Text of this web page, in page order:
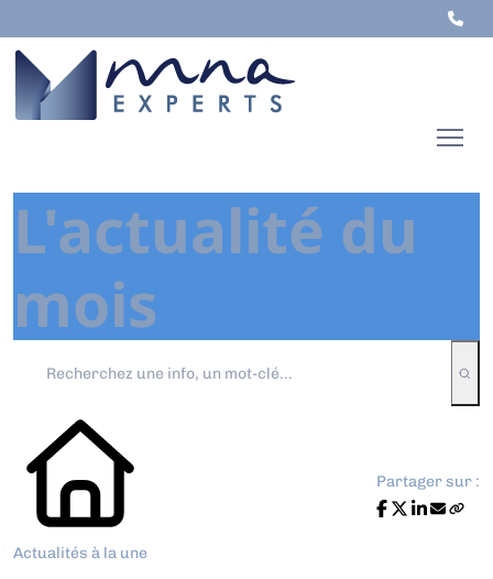
L'actualité du
mois
Actualités à la une
Partager sur :